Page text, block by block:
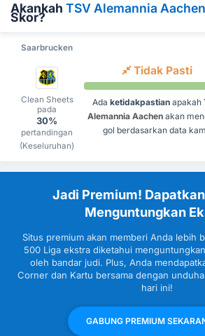
Akankah TSV Alemannia Aachen
Skor?
Saarbrucken
Clean Sheets
pada
30%
pertandingan
(Keseluruhan)
Tidak Pasti
Ada ketidakpastian apakah
Alemannia Aachenakan
gol berdasarkan data
Jadi Premium!
Menguntungkan
Situs premium akan memberi Anda lebih
500 Liga ekstra diketahui
oleh bandar judi. Plus, Anda
Corner dan Kartu bersama dengan
hari ini!
GABUNG PREMIUM